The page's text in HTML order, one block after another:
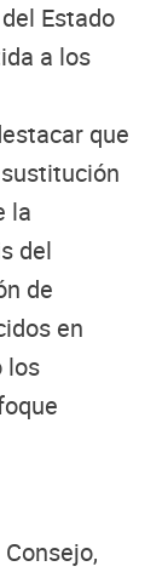
Estado
a los
que
la
del
de
en
los